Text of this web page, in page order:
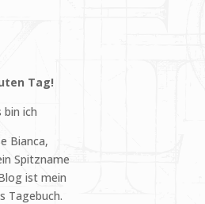
Tag!
Bianca,
Spitzname
ist mein
Tagebuch.